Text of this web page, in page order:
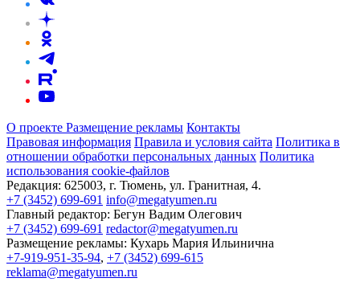
О проекте Размещение рекламы Контакты
Правовая информация Правила и условия сайта Политика в
отношении обработки персональных данных Политика
использования cookie-файлов
Редакция: 625003, г. Тюмень, ул. Гранитная, 4.
+7 (3452) 699-691 info@megatyumen.ru
Главный редактор: Бегун Вадим Олегович
+7 (3452) 699-691 redactor@megatyumen.ru
Размещение рекламы: Кухарь Мария Ильинична
+7-919-951-35-94, +7 (3452) 699-615
reklama@megatyumen.ru